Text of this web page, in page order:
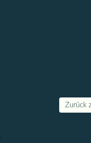
Zurück